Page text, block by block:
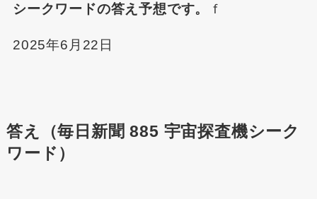
シークワードの答え予想です。
ｆ
2025年6月22日
答え（毎日新聞 885 宇宙探査機シーク
ワード）